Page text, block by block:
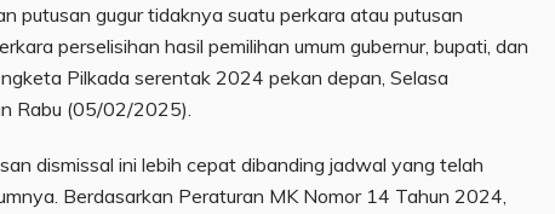
putusan gugur tidaknya suatu perkara atau putusan
perselisihan hasil pemilihan umum gubernur, bupati, dan
Pilkada serentak 2024 pekan depan, Selasa
Rabu (05/02/2025).
dismissal ini lebih cepat dibanding jadwal yang telah
Berdasarkan Peraturan MK Nomor 14 Tahun 2024,